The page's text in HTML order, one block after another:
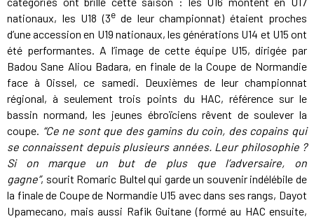
nationaux, les U18 (3ede leur championnat) étaient proches
d’une accession en U19 nationaux, les générations U14 et U15 ont
été performantes. A l’image de cette équipe U15, dirigée par
Badou Sane Aliou Badara, en finale de la Coupe de Normandie
face à Oissel, ce samedi. Deuxièmes de leur championnat
régional, à seulement trois points du HAC, référence sur le
bassin normand, les jeunes ébroïciens rêvent de soulever la
coupe. “Ce ne sont que des gamins du coin, des copains qui
se connaissent depuis plusieurs années. Leur philosophie ?
Si on marque un but de plus que l’adversaire, on
gagne”, sourit Romaric Bultel qui garde un souvenir indélébile de
la finale de Coupe de Normandie U15 avec dans ses rangs, Dayot
Upamecano, mais aussi Rafik Guitane (formé au HAC ensuite,